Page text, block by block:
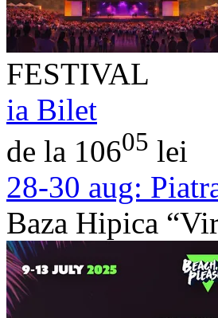
FESTIVAL
ia Bilet
de la 10605 lei
28-30 aug:
Baza Hipica